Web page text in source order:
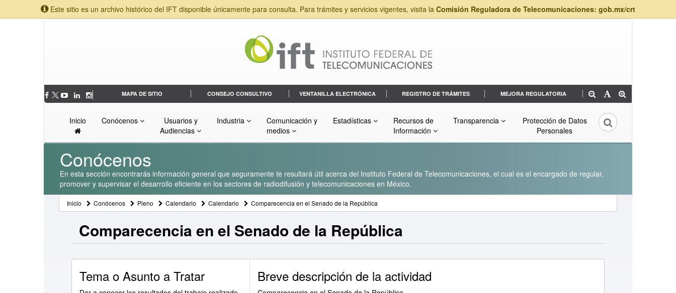
Este sitio es un archivo histórico del IFT disponible únicamente para consulta. Para trámites y servicios vigentes, visita la Comisión Reguladora de Telecomunicaciones: gob.mx/crt
MAPA DE SITIO CONSEJO CONSULTIVO VENTANILLA ELECTRÓNICA REGISTRO DE TRÁMITES MEJORA REGULATORIA
Inicio Conócenos
Usuarios y
Audiencias
Industria
Comunicación y
medios
Estadísticas
Recursos de
Información
Transparencia
Protección de Datos
Personales
Conócenos
En esta sección encontrarás información general que seguramente te resultará útil acerca del Instituto Federal de Telecomunicaciones, el cual es el encargado de regular,
promover y supervisar el desarrollo eficiente en los sectores de radiodifusión y telecomunicaciones en México.
Inicio Conócenos Pleno Calendario Calendario Comparecencia en el Senado de la República
Comparecencia en el Senado de la República
Tema o Asunto a Tratar Breve descripción de la actividad